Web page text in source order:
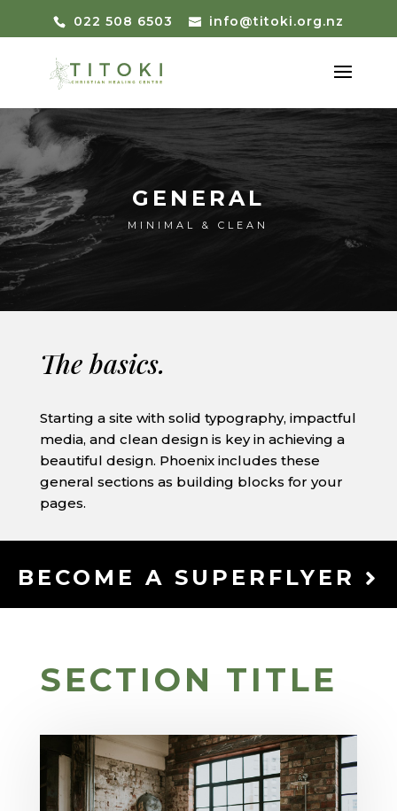
022 508 6503 info@titoki.org.nz
GENERAL
MINIMAL & CLEAN
The basics.
Starting a site with solid typography, impactful
media, and clean design is key in achieving a
beautiful design. Phoenix includes these
general sections as building blocks for your
pages.
BECOME A SUPERFLYER
SECTION TITLE